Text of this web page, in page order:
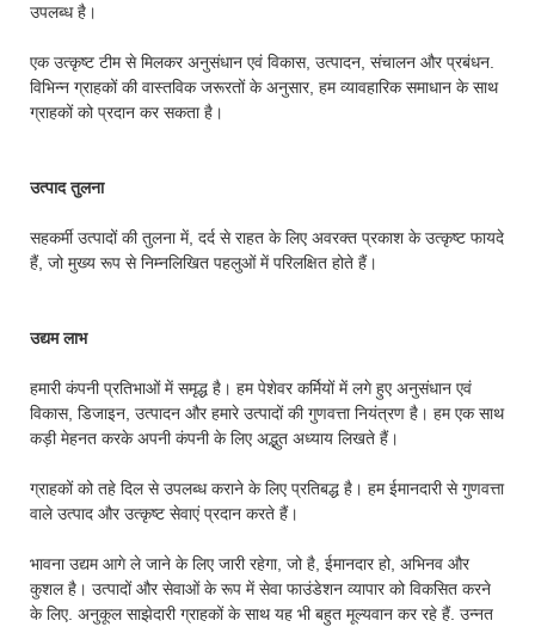
उपलब्ध है।
एक उत्कृष्ट टीम से मिलकर अनुसंधान एवं विकास, उत्पादन, संचालन और प्रबंधन.
विभिन्न ग्राहकों की वास्तविक जरूरतों के अनुसार, हम व्यावहारिक समाधान के साथ
ग्राहकों को प्रदान कर सकता है।
उत्पाद तुलना
सहकर्मी उत्पादों की तुलना में, दर्द से राहत के लिए अवरक्त प्रकाश के उत्कृष्ट फायदे
हैं, जो मुख्य रूप से निम्नलिखित पहलुओं में परिलक्षित होते हैं।
उद्यम लाभ
हमारी कंपनी प्रतिभाओं में समृद्ध है। हम पेशेवर कर्मियों में लगे हुए अनुसंधान एवं
विकास, डिजाइन, उत्पादन और हमारे उत्पादों की गुणवत्ता नियंत्रण है। हम एक साथ
कड़ी मेहनत करके अपनी कंपनी के लिए अद्भुत अध्याय लिखते हैं।
ग्राहकों को तहे दिल से उपलब्ध कराने के लिए प्रतिबद्ध है। हम ईमानदारी से गुणवत्ता
वाले उत्पाद और उत्कृष्ट सेवाएं प्रदान करते हैं।
भावना उद्यम आगे ले जाने के लिए जारी रहेगा, जो है, ईमानदार हो, अभिनव और
कुशल है। उत्पादों और सेवाओं के रूप में सेवा फाउंडेशन व्यापार को विकसित करने
के लिए. अनुकूल साझेदारी ग्राहकों के साथ यह भी बहुत मूल्यवान कर रहे हैं. उन्नत